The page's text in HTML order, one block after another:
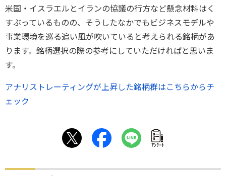
米国・イスラエルとイランの協議の行方など懸念材料はく
すぶっているものの、そうしたなかでもビジネスモデルや
事業環境を巡る追い風が吹いていると考えられる銘柄があ
ります。銘柄選択の際の参考にしていただければと思いま
す。
アナリストレーティングが上昇した銘柄群はこちらからチ
ェック
ｱﾝｹｰﾄ